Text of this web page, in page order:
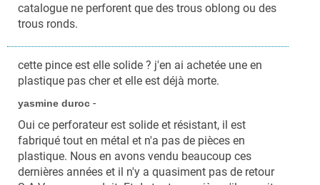
catalogue ne perforent que des trous oblong ou des
trous ronds.
cette pince est elle solide ? j'en ai achetée une en
plastique pas cher et elle est déjà morte.
yasmine duroc -
Oui ce perforateur est solide et résistant, il est
fabriqué tout en métal et n'a pas de pièces en
plastique. Nous en avons vendu beaucoup ces
dernières années et il n'y a quasiment pas de retour